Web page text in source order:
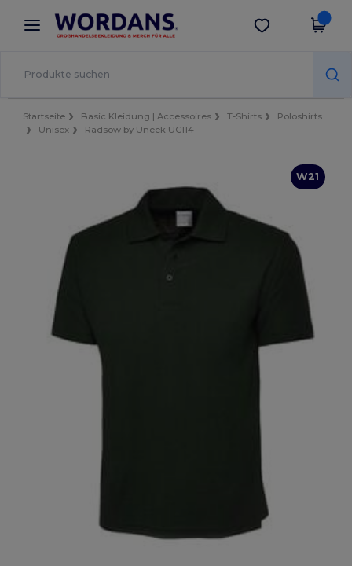
× Wordans App
Bessere Preise in der App!
App holen
Startseite Basic Kleidung | Accessoires T-Shirts
Poloshirts
Unisex
Radsow by Uneek UC114
W21